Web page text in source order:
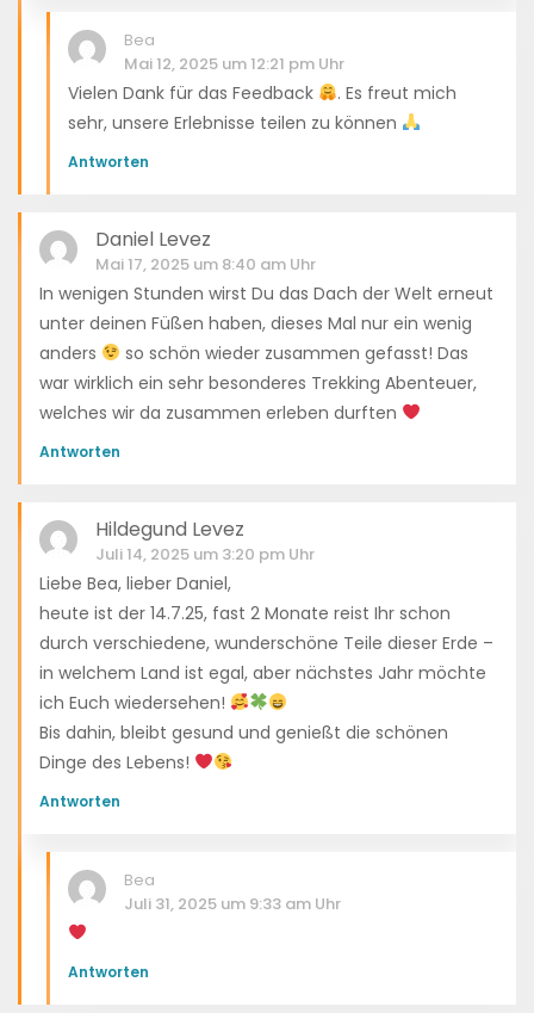
Bea
Mai 12, 2025 um 12:21 pm Uhr
Vielen Dank für das Feedback
. Es freut mich
sehr, unsere Erlebnisse teilen zu können
Antworten
Daniel Levez
Mai 17, 2025 um 8:40 am Uhr
In wenigen Stunden wirst Du das Dach der Welt erneut
unter deinen Füßen haben, dieses Mal nur ein wenig
anders
so schön wieder zusammen gefasst! Das
war wirklich ein sehr besonderes Trekking Abenteuer,
welches wir da zusammen erleben durften
Antworten
Hildegund Levez
Juli 14, 2025 um 3:20 pm Uhr
Liebe Bea, lieber Daniel,
heute ist der 14.7.25, fast 2 Monate reist Ihr schon
durch verschiedene, wunderschöne Teile dieser Erde –
in welchem Land ist egal, aber nächstes Jahr möchte
ich Euch wiedersehen!
Bis dahin, bleibt gesund und genießt die schönen
Dinge des Lebens!
Antworten
Bea
Juli 31, 2025 um 9:33 am Uhr
Antworten